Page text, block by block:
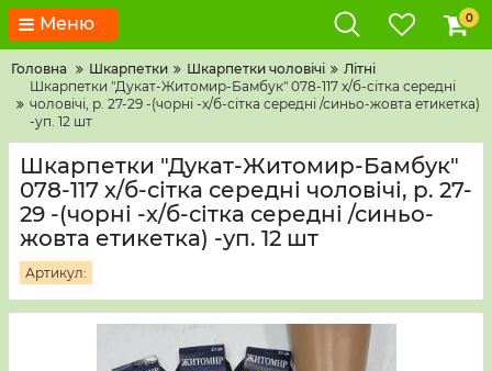
Меню 0
Головна Шкарпетки Шкарпетки чоловічі
Літні
Шкарпетки "Дукат-Житомир-Бамбук" 078-117 х/б-сітка середні
чоловічі, р. 27-29 -(чорні -х/б-сітка середні /синьо-жовта етикетка)
-уп. 12 шт
Шкарпетки "Дукат-Житомир-Бамбук"
078-117 х/б-сітка середні чоловічі, р. 27-
29 -(чорні -х/б-сітка середні /синьо-
жовта етикетка) -уп. 12 шт
Артикул: